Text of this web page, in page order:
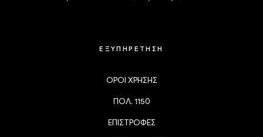
ΕΞΥΠΗΡΕΤΗΣΗ
ΟΡΟΙ ΧΡΗΣΗΣ
ΠΟΛ. 1150
ΕΠΙΣΤΡΟΦΕΣ